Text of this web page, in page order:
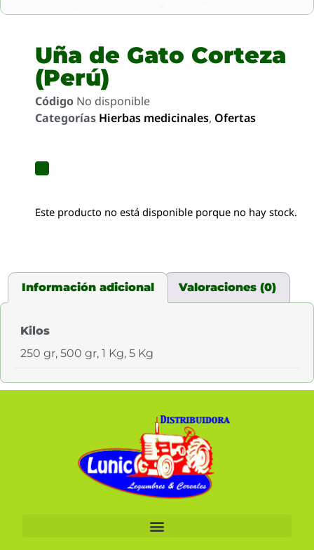
Uña de Gato Corteza
(Perú)
Código No disponible
Categorías Hierbas medicinales, Ofertas
Este producto no está disponible porque no hay stock.
Información adicional Valoraciones (0)
Kilos
250 gr, 500 gr, 1 Kg, 5 Kg